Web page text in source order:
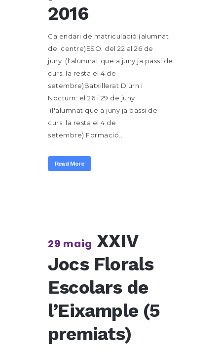
2016
Calendari de matriculació (alumnat
del centre)ESO: del 22 al 26 de
juny (l'alumnat que a juny ja passi de
curs, la resta el 4 de
setembre)Batxillerat Diürn i
Nocturn: el 26 i 29 de juny:
(l'alumnat que a juny ja passi de
curs, la resta el 4 de
setembre) Formació...
Read More
29 maig XXIV
Jocs Florals
Escolars de
l’Eixample (5
premiats)